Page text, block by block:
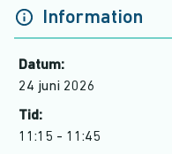
Information
Datum:
24 juni 2026
Tid:
11:15 - 11:45